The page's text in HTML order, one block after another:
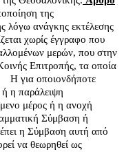
της
λόγω ανάγκης εκτέλεσης
χωρίς έγγραφο που
μερών, που στην
Επιτροπής, τα οποία
Η για οποιονδήποτε
η παράλειψη
μέρος ή η ανοχή
Σύμβαση ή
η Σύμβαση αυτή από
να θεωρηθεί ως